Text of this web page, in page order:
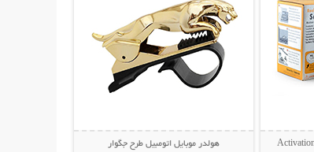
هولدر موبایل اتومبیل طرح جگوار